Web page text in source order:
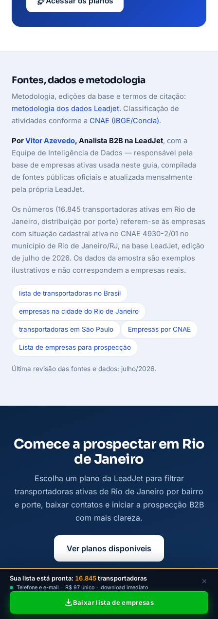
Fontes, dados e metodologia
Metodologia, edições da base e termos de citação:
metodologia dos dados Leadjet. Classificação de
atividades conforme a CNAE (IBGE/Concla).
PorVitor Azevedo, Analista B2B na LeadJet, com a
Equipe de Inteligência de Dados — responsável pela
base de empresas ativas usada neste guia, compilada
de fontes públicas oficiais e atualizada mensalmente
pela própria LeadJet.
Os números (16.845 transportadoras ativas em Rio de
Janeiro, distribuição por porte) referem-se às empresas
com situação cadastral ativa no CNAE 4930-2/01 no
município de Rio de Janeiro/RJ, na base LeadJet, edição
de julho de 2026. Os dados da amostra são exemplos
ilustrativos e não correspondem a empresas reais.
lista de transportadoras no Brasil
empresas na cidade do Rio de Janeiro
transportadoras em São Paulo Empresas por CNAE
Lista de empresas para prospecção
Última revisão das fontes e dados: julho/2026.
Comece a prospectar em Rio
de Janeiro
Escolha um plano da LeadJet para filtrar
transportadoras ativas de Rio de Janeiro por bairro
e porte, baixar contatos e iniciar a prospecção B2B
com mais clareza.
Ver planos disponíveis
© 2026Leadjet— Todos os direitos reservados —
Sua lista está pronta: 16.845transportadoras
Telefone e e-mail · R$ 97 único · download imediato
Baixar lista de empresas
×